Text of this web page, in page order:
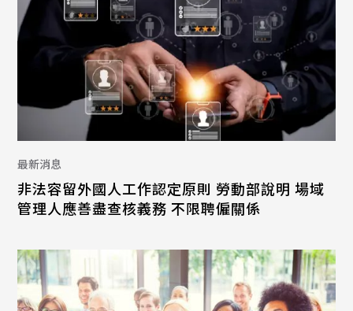
最新消息
非法容留外國人工作認定原則 勞動部說明 場域
管理人應善盡查核義務 不限聘僱關係